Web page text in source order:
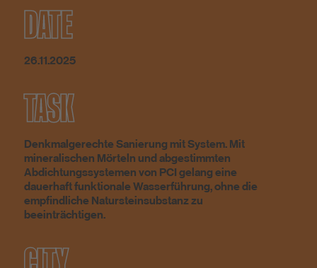
DATE
26.11.2025
TASK
Denkmalgerechte Sanierung mit System. Mit
mineralischen Mörteln und abgestimmten
Abdichtungssystemen von PCI gelang eine
dauerhaft funktionale Wasserführung, ohne die
empfindliche Natursteinsubstanz zu
beeinträchtigen.